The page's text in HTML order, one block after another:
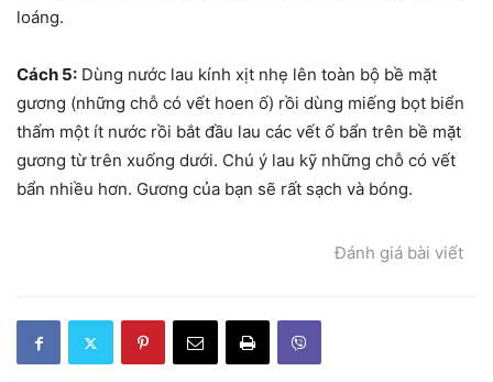
loáng.
Cách 5: Dùng nước lau kính xịt nhẹ lên toàn bộ bề mặt
gương (những chỗ có vết hoen ố) rồi dùng miếng bọt biển
thấm một ít nước rồi bắt đầu lau các vết ố bẩn trên bề mặt
gương từ trên xuống dưới. Chú ý lau kỹ những chỗ có vết
bẩn nhiều hơn. Gương của bạn sẽ rất sạch và bóng.
Đánh giá bài viết